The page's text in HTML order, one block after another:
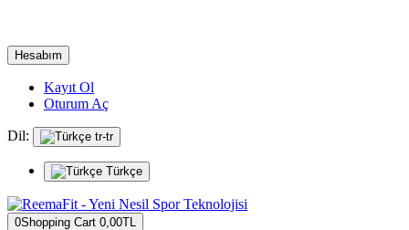
Hesabım
Kayıt Ol
Oturum Aç
Dil: tr-tr
Türkçe
0Shopping Cart 0,00TL